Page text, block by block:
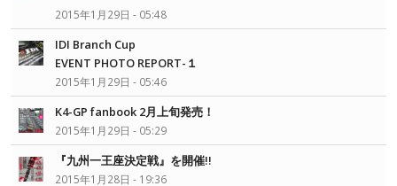
2015年1月29日 - 05:48
IDI Branch Cup
EVENT PHOTO REPORT-１
2015年1月29日 - 05:46
K4-GP fanbook 2月上旬発売！
2015年1月29日 - 05:29
『九州一王座決定戦』を開催!!
2015年1月28日 - 19:36